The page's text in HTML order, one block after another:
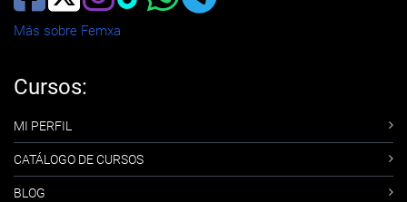
Más sobre Femxa
Cursos:
MI PERFIL
CATÁLOGO DE CURSOS
BLOG